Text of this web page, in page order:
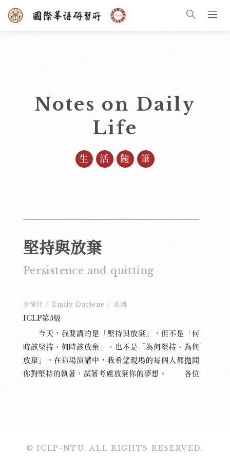
Notes on Daily
Life
生活隨筆
堅持與放棄
Persistence and quitting
步懷佳 / Emily Darlene / 美國
ICLP第5級
今天，我要講的是「堅持與放棄」，但不是「何
時該堅持、何時該放棄」，也不是「為何堅持、為何
放棄」。在這場演講中，我希望現場的每個人都拋開
你對堅持的執著，試著考慮放棄你的夢想。 各位
上自信地向前行。 但是，就在大學的最後一年，
© ICLP-NTU. ALL RIGHTS RESERVED.